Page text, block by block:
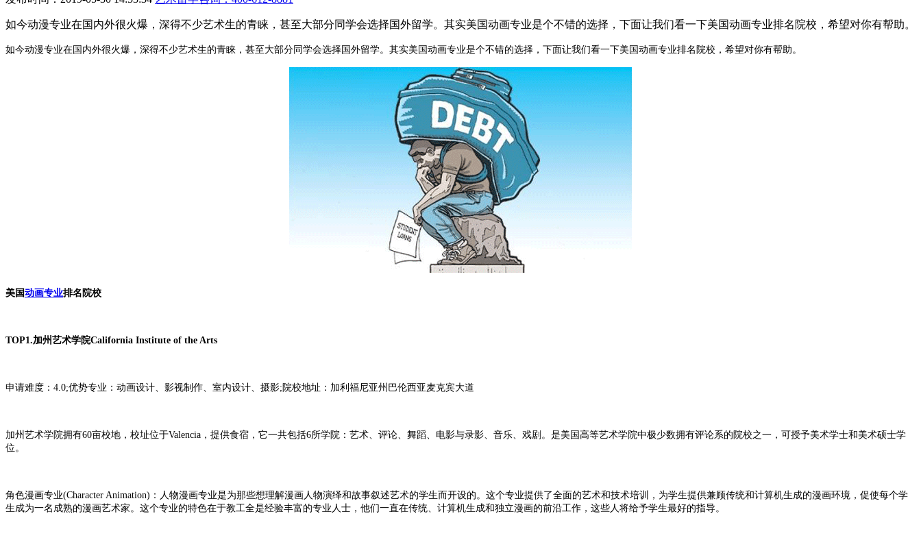
如今动漫专业在国内外很火爆，深得不少艺术生的青睐，甚至大部分同学会选择国外留学。其实美国动画专业是个不错的选择，下面让我们看一下美国动画专业排名院校，希望对你有帮助。
如今动漫专业在国内外很火爆，深得不少艺术生的青睐，甚至大部分同学会选择国外留学。其实美国动画专业是个不错的选择，下面让我们看一下美国动画专业排名院校，希望对你有帮助。
美国动画专业排名院校
TOP1.加州艺术学院California Institute of the Arts
申请难度：4.0;优势专业：动画设计、影视制作、室内设计、摄影;院校地址：加利福尼亚州巴伦西亚麦克宾大道
加州艺术学院拥有60亩校地，校址位于Valencia，提供食宿，它一共包括6所学院：艺术、评论、舞蹈、电影与录影、音乐、戏剧。是美国高等艺术学院中极少数拥有评论系的院校之一，可授予美术学士和美术硕士学
位。
角色漫画专业(Character Animation)：人物漫画专业是为那些想理解漫画人物演绎和故事叙述艺术的学生而开设的。这个专业提供了全面的艺术和技术培训，为学生提供兼顾传统和计算机生成的漫画环境，促使每个学
生成为一名成熟的漫画艺术家。这个专业的特色在于教工全是经验丰富的专业人士，他们一直在传统、计算机生成和独立漫画的前沿工作，这些人将给予学生最好的指导。